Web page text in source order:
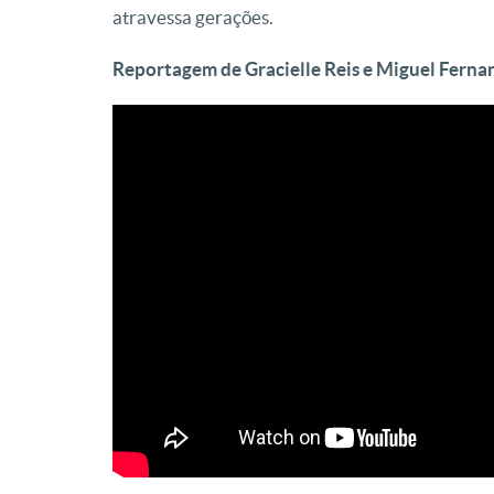
atravessa gerações.
Reportagem de Gracielle Reis e Miguel